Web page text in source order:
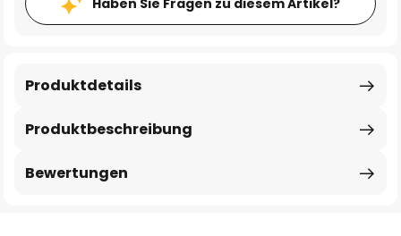
Haben Sie Fragen zu diesem Artikel?
Produktbeschreibung
Produktdetails
Bewertungen